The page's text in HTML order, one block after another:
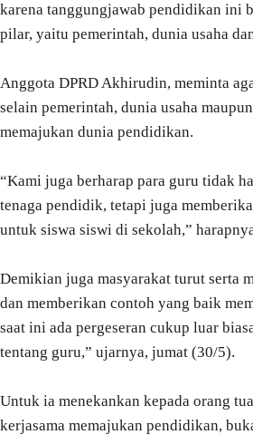
karena tanggungjawab pendidikan ini
pilar, yaitu pemerintah, dunia usaha
Anggota DPRD Akhirudin, meminta
selain pemerintah, dunia usaha
memajukan dunia pendidikan.
“Kami juga berharap para guru tidak
tenaga pendidik, tetapi juga
untuk siswa siswi di sekolah,”
Demikian juga masyarakat turut serta
dan memberikan contoh yang baik
saat ini ada pergeseran cukup luar
tentang guru,” ujarnya, jumat (30/5).
Untuk ia menekankan kepada orang
kerjasama memajukan pendidikan,